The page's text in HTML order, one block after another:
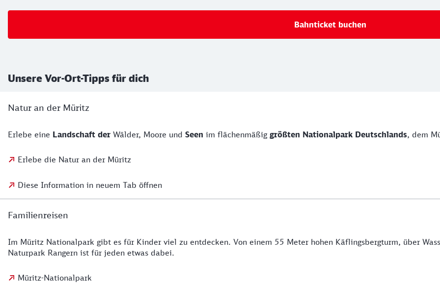
Bahnticket buchen
Unsere Vor-Ort-Tipps für dich
Natur an der Müritz
Erlebe eine Landschaft der Wälder, Moore und Seen im flächenmäßig größten Nationalpark Deutschlands, dem
Erlebe die Natur an der Müritz
Diese Information in neuem Tab öffnen
Familienreisen
Im Müritz Nationalpark gibt es für Kinder viel zu entdecken. Von einem 55 Meter hohen Käflingsbergturm, über
Naturpark Rangern ist für jeden etwas dabei.
Müritz-Nationalpark